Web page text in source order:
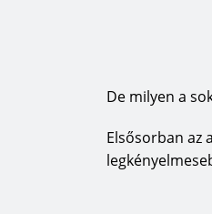
De milyen a
Elsősorban az